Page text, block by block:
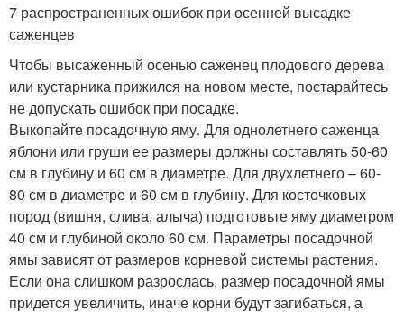
7 распространенных ошибок при осенней высадке
саженцев
Чтобы высаженный осенью саженец плодового дерева
или кустарника прижился на новом месте, постарайтесь
не допускать ошибок при посадке.
Выкопайте посадочную яму. Для однолетнего саженца
яблони или груши ее размеры должны составлять 50-60
см в глубину и 60 см в диаметре. Для двухлетнего – 60-
80 см в диаметре и 60 см в глубину. Для косточковых
пород (вишня, слива, алыча) подготовьте яму диаметром
40 см и глубиной около 60 см. Параметры посадочной
ямы зависят от размеров корневой системы растения.
Если она слишком разрослась, размер посадочной ямы
придется увеличить, иначе корни будут загибаться, а